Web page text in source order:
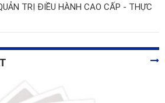
TRỊ ĐIỀU HÀNH CAO CẤP - THỰC